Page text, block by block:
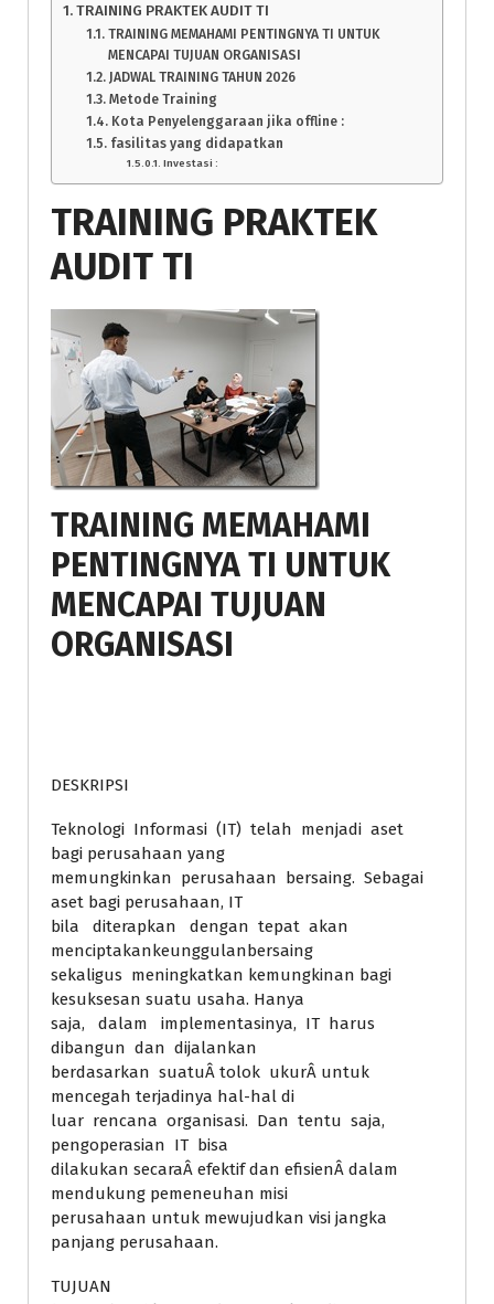
TRAINING PRAKTEK AUDIT TI
TRAINING MEMAHAMI PENTINGNYA TI UNTUK
MENCAPAI TUJUAN ORGANISASI
JADWAL TRAINING TAHUN 2026
Metode Training
Kota Penyelenggaraan jika offline :
fasilitas yang didapatkan
Investasi :
TRAINING PRAKTEK
AUDIT TI
TRAINING MEMAHAMI
PENTINGNYA TI UNTUK
MENCAPAI TUJUAN
ORGANISASI
DESKRIPSI
Teknologi Informasi (IT) telah menjadi aset
bagi perusahaan yang
memungkinkan perusahaan bersaing. Sebagai
aset bagi perusahaan, IT
bila diterapkan dengan tepat akan
menciptakankeunggulanbersaing
sekaligus meningkatkan kemungkinan bagi
kesuksesan suatu usaha. Hanya
saja, dalam implementasinya, IT harus
dibangun dan dijalankan
berdasarkan suatuÂ tolok ukurÂ untuk
mencegah terjadinya hal-hal di
luar rencana organisasi. Dan tentu saja,
pengoperasian IT bisa
dilakukan secaraÂ efektif dan efisienÂ dalam
mendukung pemeneuhan misi
perusahaan untuk mewujudkan visi jangka
panjang perusahaan.
TUJUAN